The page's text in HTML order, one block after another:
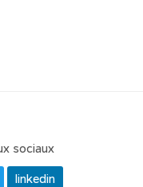
sociaux
linkedin